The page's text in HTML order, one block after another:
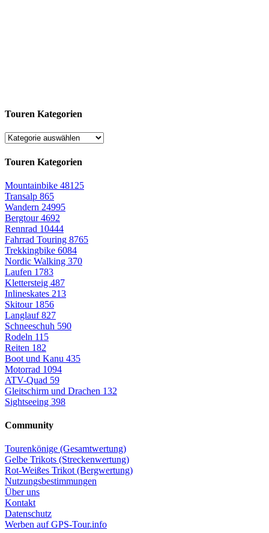
Touren Kategorien
Touren Kategorien
Mountainbike 48125
Transalp 865
Wandern 24995
Bergtour4692
Rennrad 10444
Fahrrad Touring 8765
Trekkingbike 6084
Nordic Walking 370
Laufen 1783
Klettersteig 487
Inlineskates 213
Skitour 1856
Langlauf827
Schneeschuh 590
Rodeln 115
Reiten 182
Boot und Kanu 435
Motorrad 1094
ATV-Quad 59
Gleitschirm und Drachen 132
Sightseeing 398
Community
Tourenkönige (Gesamtwertung)
Gelbe Trikots (Streckenwertung)
Rot-Weißes Trikot (Bergwertung)
Nutzungsbestimmungen
Über uns
Kontakt
Datenschutz
Werben auf GPS-Tour.info